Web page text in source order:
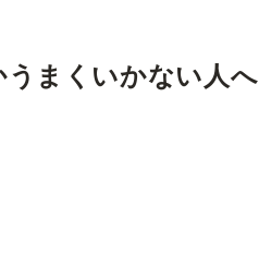
まくいかない人へ